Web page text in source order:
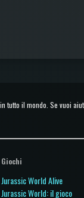
il mondo. Se vuoi
Giochi
Jurassic World Alive
Jurassic World: il gioco